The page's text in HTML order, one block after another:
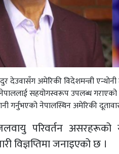
देउवासँग अमेरिकी विदेशमन्त्री
नेपाललाई सहयोगस्वरूप उपलब्ध
गर्नुभएको नेपालस्थिन अमेरिकी
परिवर्तन
विज्ञप्तिमा जनाइएको छ ।